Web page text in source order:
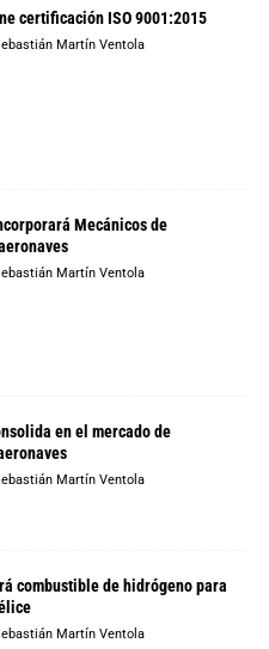
certificación ISO 9001:2015
Martín Ventola
Mecánicos de
Martín Ventola
en el mercado de
Martín Ventola
combustible de hidrógeno para
Martín Ventola